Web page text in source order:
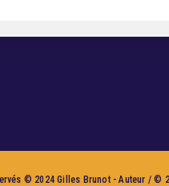
© 2024 Gilles Brunot - Auteur / ©